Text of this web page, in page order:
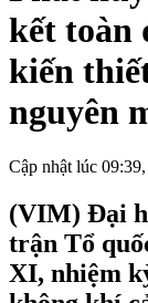
kết toàn
kiến
nguyên
Cập nhật lúc
(VIM) Đại
trận Tổ
XI, nhiệm